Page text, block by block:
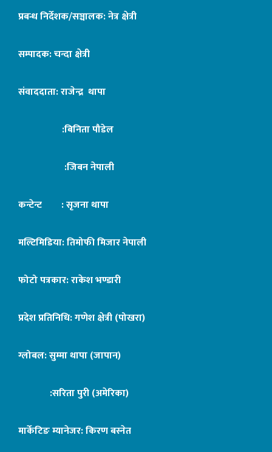
प्रबन्ध निर्देशक/सञ्चालक: नेत्र क्षेत्री
सम्पादक: चन्दा क्षेत्री
संवाददाता: राजेन्द्र थापा
:बिनिता पौडेल
:जिबन नेपाली
कन्टेन्ट : सृजना थापा
मल्टिमिडिया: तिमोफी मिजार नेपाली
फोटो पत्रकार: राकेश भण्डारी
प्रदेश प्रतिनिधि: गणेश क्षेत्री (पोखरा)
ग्लोबल: सुम्मा थापा (जापान)
:सरिता पुरी (अमेरिका)
मार्केटिङ म्यानेजर: किरण बस्नेत